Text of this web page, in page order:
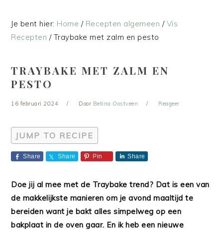
Je bent hier: Home / Recepten algemeen / Vis
Recepten /Traybake met zalm en pesto
TRAYBAKE MET ZALM EN
PESTO
16 februari 2024 Door Betina Oostveen Reageer
JUMP TO RECIPE
Share Share Pin Share
Doe jij al mee met de Traybake trend? Dat is een van
de makkelijkste manieren om je avond maaltijd te
bereiden want je bakt alles simpelweg op een
bakplaat in de oven gaar. En ik heb een nieuwe